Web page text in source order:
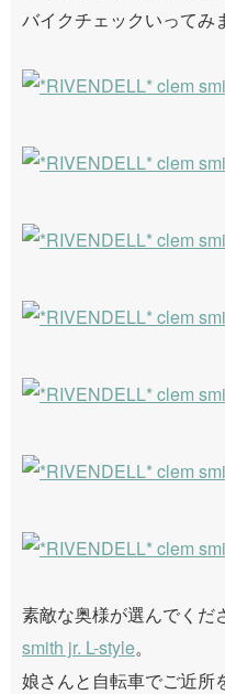
バイクチェックいってみ
素敵な奥様が選んでくだ
smith jr. L-style。
娘さんと自転車でご近所